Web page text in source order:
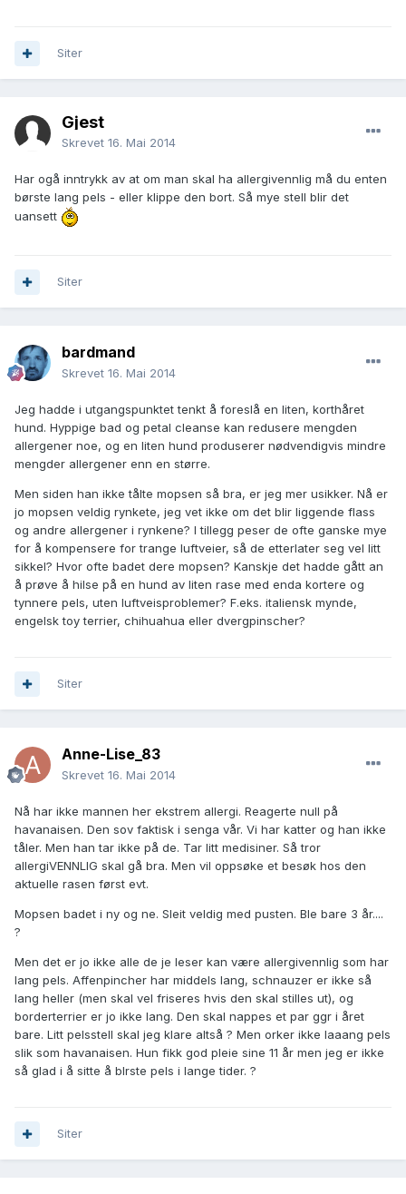
Siter
Gjest
Skrevet 16. Mai 2014
Har ogå inntrykk av at om man skal ha allergivennlig må du enten
børste lang pels - eller klippe den bort. Så mye stell blir det
uansett
Siter
bardmand
Skrevet 16. Mai 2014
Jeg hadde i utgangspunktet tenkt å foreslå en liten, korthåret
hund. Hyppige bad og petal cleanse kan redusere mengden
allergener noe, og en liten hund produserer nødvendigvis mindre
mengder allergener enn en større.
Men siden han ikke tålte mopsen så bra, er jeg mer usikker. Nå er
jo mopsen veldig rynkete, jeg vet ikke om det blir liggende flass
og andre allergener i rynkene? I tillegg peser de ofte ganske mye
for å kompensere for trange luftveier, så de etterlater seg vel litt
sikkel? Hvor ofte badet dere mopsen? Kanskje det hadde gått an
å prøve å hilse på en hund av liten rase med enda kortere og
tynnere pels, uten luftveisproblemer? F.eks. italiensk mynde,
engelsk toy terrier, chihuahua eller dvergpinscher?
Siter
Anne-Lise_83
Skrevet 16. Mai 2014
Nå har ikke mannen her ekstrem allergi. Reagerte null på
havanaisen. Den sov faktisk i senga vår. Vi har katter og han ikke
tåler. Men han tar ikke på de. Tar litt medisiner. Så tror
allergiVENNLIG skal gå bra. Men vil oppsøke et besøk hos den
aktuelle rasen først evt.
Mopsen badet i ny og ne. Sleit veldig med pusten. Ble bare 3 år....
?
Men det er jo ikke alle de je leser kan være allergivennlig som har
lang pels. Affenpincher har middels lang, schnauzer er ikke så
lang heller (men skal vel friseres hvis den skal stilles ut), og
borderterrier er jo ikke lang. Den skal nappes et par ggr i året
bare. Litt pelsstell skal jeg klare altså ? Men orker ikke laaang pels
slik som havanaisen. Hun fikk god pleie sine 11 år men jeg er ikke
så glad i å sitte å blrste pels i lange tider. ?
Siter